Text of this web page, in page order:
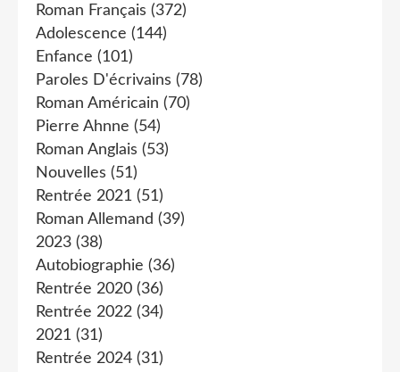
Roman Français (372)
Adolescence (144)
Enfance (101)
Paroles D'écrivains (78)
Roman Américain (70)
Pierre Ahnne (54)
Roman Anglais (53)
Nouvelles (51)
Rentrée 2021 (51)
Roman Allemand (39)
2023 (38)
Autobiographie (36)
Rentrée 2020 (36)
Rentrée 2022 (34)
2021 (31)
Rentrée 2024 (31)